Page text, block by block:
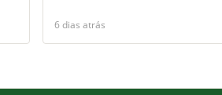
6 dias atrás